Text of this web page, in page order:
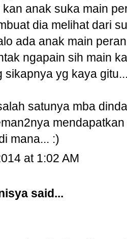
kan anak suka main
dia melihat dari
ada anak main
ngapain sih main
sikapnya yg kaya
satunya mba
mana... :)
at 1:02 AM
said...